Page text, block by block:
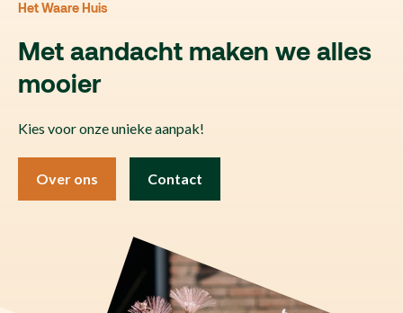
Het Waare Huis
Met aandacht maken we alles
mooier
Kies voor onze unieke aanpak!
Over ons Contact